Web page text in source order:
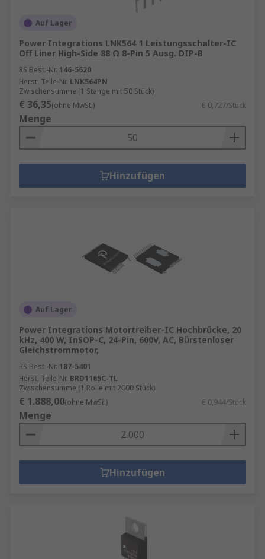
Auf Lager
Power Integrations LNK564 1 Leistungsschalter-IC
Off Liner High-Side 88 Ω 8-Pin 5 Ausg. DIP-B
RS Best.-Nr. 146-5620
Herst. Teile-Nr. LNK564PN
Zwischensumme (1 Stange mit 50 Stück)
€ 36,35(ohne MwSt.) € 0,727/Stück
Menge
Hinzufügen
Auf Lager
Power Integrations Motortreiber-IC Hochbrücke, 20
kHz, 400 W, InSOP-C, 24-Pin, 600V, AC, Bürstenloser
Gleichstrommotor,
RS Best.-Nr. 187-5401
Herst. Teile-Nr. BRD1165C-TL
Zwischensumme (1 Rolle mit 2000 Stück)
€ 1.888,00(ohne MwSt.) € 0,944/Stück
Menge
Hinzufügen